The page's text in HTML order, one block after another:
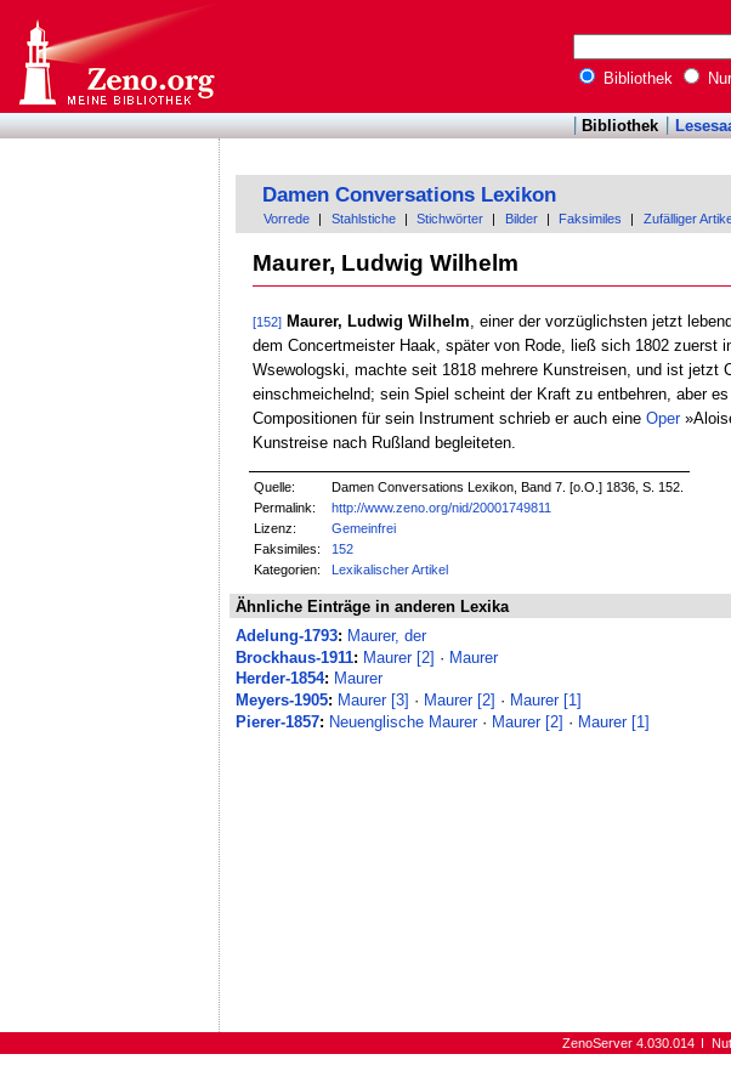
Bibliothek
Bibliothek
Damen Conversations Lexikon
Vorrede Stahlstiche Stichwörter Bilder Faksimiles Zufälliger
Maurer, Ludwig Wilhelm
[152] Maurer, Ludwig Wilhelm , einer der vorzüglichsten jetzt
dem Concertmeister Haak, später von Rode, ließ sich 1802 zuerst
Wsewologski, machte seit 1818 mehrere Kunstreisen, und ist jetzt
einschmeichelnd; sein Spiel scheint der Kraft zu entbehren, aber
Compositionen für sein Instrument schrieb er auch eine Oper
Kunstreise nach Rußland begleiteten.
Quelle:
Damen Conversations Lexikon, Band 7. [o.O.] 1836, S. 152.
Permalink:
http://www.zeno.org/nid/20001749811
Lizenz:
Gemeinfrei
Faksimiles:
152
Kategorien:
Lexikalischer Artikel
Ähnliche Einträge in anderen Lexika
Adelung-1793: Maurer, der
Brockhaus-1911: Maurer [2] · Maurer
Herder-1854: Maurer
Meyers-1905: Maurer [3] · Maurer [2] · Maurer [1]
Pierer-1857: Neuenglische Maurer· Maurer [2] · Maurer [1]
ZenoServer 4.030.014